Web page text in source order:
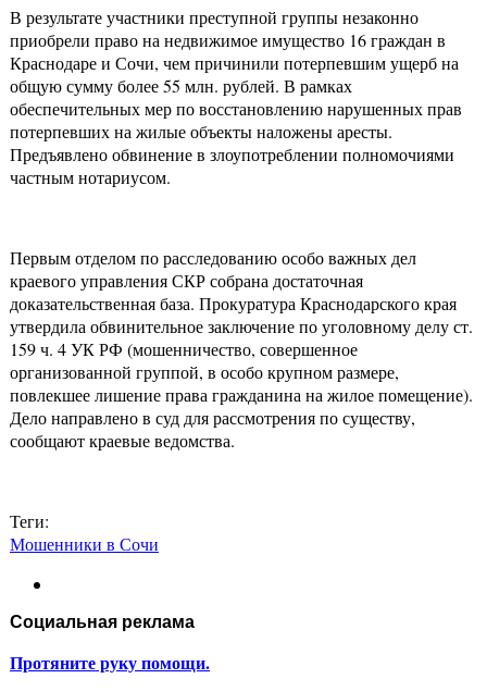
В результате участники преступной группы незаконно
приобрели право на недвижимое имущество 16 граждан в
Краснодаре и Сочи, чем причинили потерпевшим ущерб на
общую сумму более 55 млн. рублей. В рамках
обеспечительных мер по восстановлению нарушенных прав
потерпевших на жилые объекты наложены аресты.
Предъявлено обвинение в злоупотреблении полномочиями
частным нотариусом.
Первым отделом по расследованию особо важных дел
краевого управления СКР собрана достаточная
доказательственная база. Прокуратура Краснодарского края
утвердила обвинительное заключение по уголовному делу ст.
159 ч. 4 УК РФ (мошенничество, совершенное
организованной группой, в особо крупном размере,
повлекшее лишение права гражданина на жилое помещение).
Дело направлено в суд для рассмотрения по существу,
сообщают краевые ведомства.
Теги:
Мошенники в Сочи
Социальная реклама
Протяните руку помощи.